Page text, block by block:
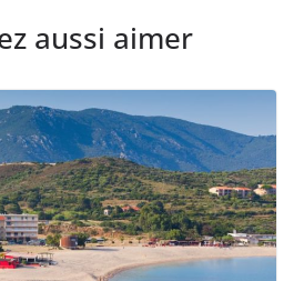
aussi aimer